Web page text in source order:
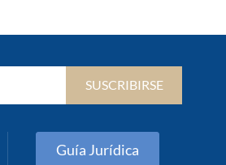
SUSCRIBIRSE
Guía Jurídica